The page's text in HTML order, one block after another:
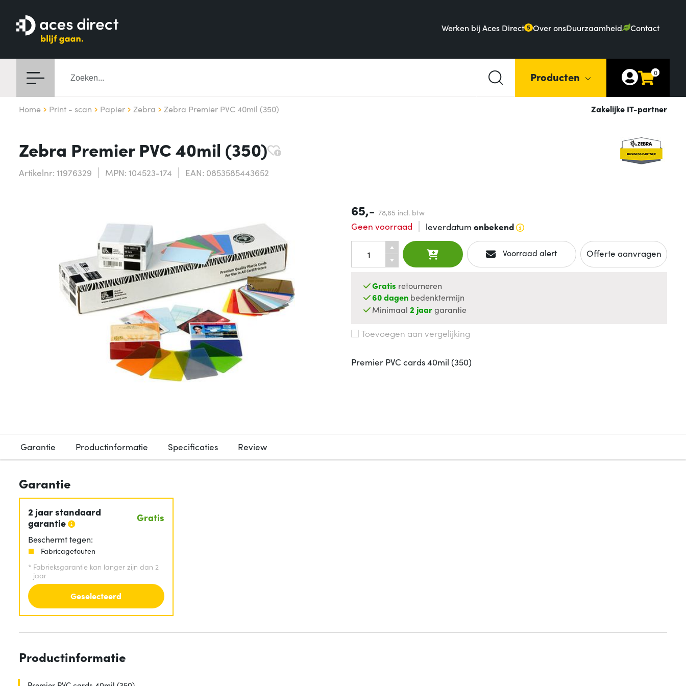
Werken bij Aces Direct 5 Over onsDuurzaamheid Contact
Producten 0
Home Print - scan Papier Zebra Zebra Premier PVC 40mil (350) Zakelijke IT-partner
Zebra Premier PVC 40mil (350)
Artikelnr: 11976329 MPN: 104523-174 EAN: 0853585443652
65,- 78,65 incl. btw
Geen voorraad leverdatum onbekend
Voorraad alert Offerte aanvragen
Gratis retourneren
60 dagen bedenktermijn
Minimaal2 jaargarantie
Toevoegen aan vergelijking
Premier PVC cards 40mil (350)
Garantie Productinformatie Specificaties Review
Garantie
2 jaar standaard
garantie
Gratis
Beschermt tegen:
Fabricagefouten
* Fabrieksgarantie kan langer zijn dan 2
jaar
Geselecteerd
Productinformatie